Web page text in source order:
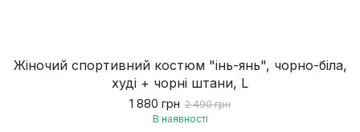
Жіночий спортивний костюм "інь-янь", чорно-біла,
худі + чорні штани, L
1 880 грн 2 490 грн
В наявності